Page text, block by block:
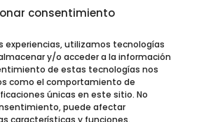
consentimiento
experiencias, utilizamos tecnologías
y/o acceder a la información
de estas tecnologías nos
como el comportamiento de
únicas en este sitio. No
puede afectar
características y funciones.